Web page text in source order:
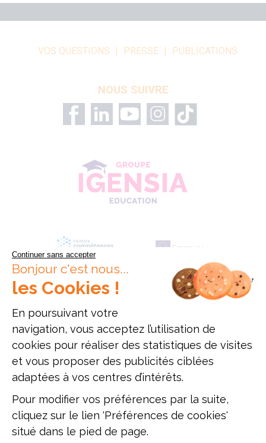
VOS QUESTIONS PRESSE PUBLICATIONS
NOUS SUIVRE
Données personnelles Mentions légales
Offres d'emploi
Plan du site
Établissement d'enseignement supérieur privé, Association à but non
lucratif
ESAM Paris - 12, rue Alexandre Parodi - 75010 Paris - Tél. : 01 89 71 24
54
ESAM Lyon - 47, rue du Sergent Michel Berthet - 69009 Lyon - Tél. : 04
51 42 10 96
Continuer sans accepter
Bonjour c'est nous...
les Cookies !
En poursuivant votre
navigation, vous acceptez l’utilisation de
cookies pour réaliser des statistiques de visites
et vous proposer des publicités ciblées
adaptées à vos centres d’intérêts.
Pour modifier vos préférences par la suite,
cliquez sur le lien 'Préférences de cookies'
situé dans le pied de page.